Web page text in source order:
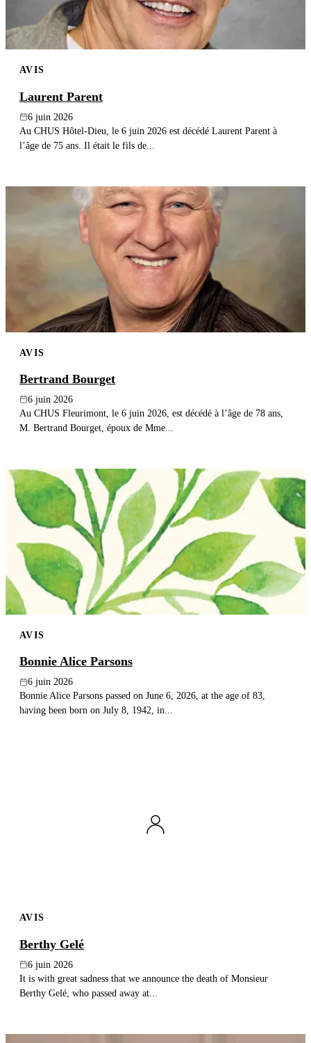
AVIS
Laurent Parent
6 juin 2026
Au CHUS Hôtel-Dieu, le 6 juin 2026 est décédé Laurent Parent à
l’âge de 75 ans. Il était le fils de...
AVIS
Bertrand Bourget
6 juin 2026
Au CHUS Fleurimont, le 6 juin 2026, est décédé à l’âge de 78 ans,
M. Bertrand Bourget, époux de Mme...
AVIS
Bonnie Alice Parsons
6 juin 2026
Bonnie Alice Parsons passed on June 6, 2026, at the age of 83,
having been born on July 8, 1942, in...
AVIS
Berthy Gelé
6 juin 2026
It is with great sadness that we announce the death of Monsieur
Berthy Gelé, who passed away at...